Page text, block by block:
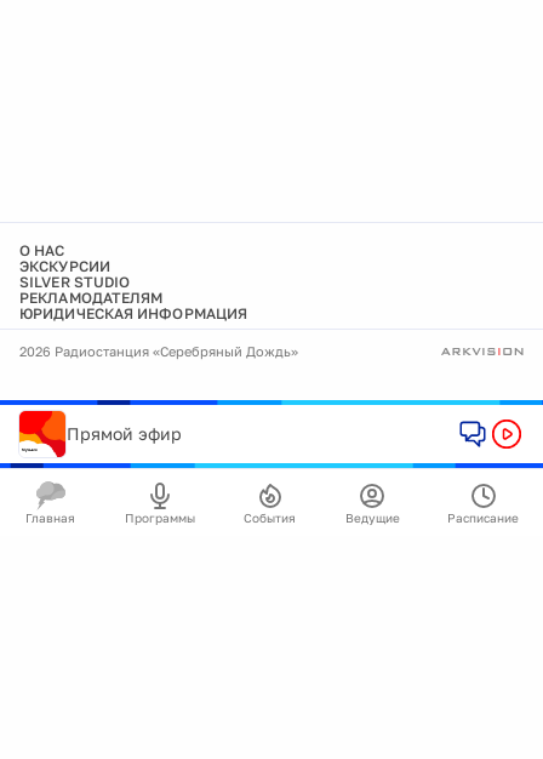
О НАС
ЭКСКУРСИИ
SILVER STUDIO
РЕКЛАМОДАТЕЛЯМ
ЮРИДИЧЕСКАЯ ИНФОРМАЦИЯ
2026 Радиостанция «Серебряный Дождь»
Прямой эфир
Главная Программы События Ведущие Расписание